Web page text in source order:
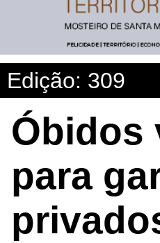
Edição: 309
Óbidos
para